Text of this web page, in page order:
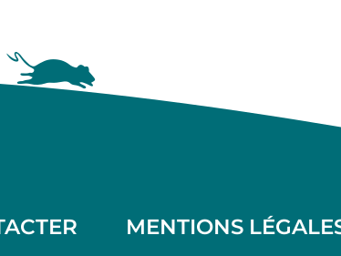
MENTIONS